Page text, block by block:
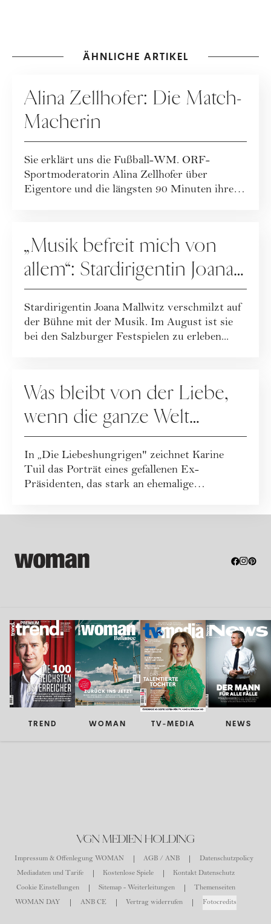
ÄHNLICHE ARTIKEL
Alina Zellhofer: Die Match-
Macherin
Sie erklärt uns die Fußball-WM. ORF-
Sportmoderatorin Alina Zellhofer über
Eigentore und die längsten 90 Minuten ihres
„Musik befreit mich von
allem“: Stardirigentin Joana
Mallwitz im Interview
Stardirigentin Joana Mallwitz verschmilzt auf
der Bühne mit der Musik. Im August ist sie
bei den Salzburger Festspielen zu erleben...
Was bleibt von der Liebe,
wenn die ganze Welt
zusieht?
In „Die Liebeshungrigen" zeichnet Karine
Tuil das Porträt eines gefallenen Ex-
Präsidenten, das stark an ehemalige
TREND WOMAN TV-MEDIA NEWS
VGN MEDIEN HOLDING
Impressum & Offenlegung WOMAN AGB / ANB
Datenschutzpolicy
Mediadaten und Tarife
Kostenlose Spiele
Kontakt Datenschutz
Cookie Einstellungen
Sitemap - Weiterleitungen
Themenseiten
WOMAN DAY
ANB CE Vertrag widerrufen Fotocredits